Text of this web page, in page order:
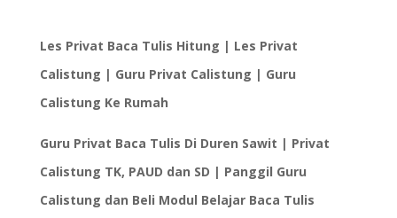
Les Privat Baca Tulis Hitung | Les Privat
Calistung | Guru Privat Calistung | Guru
Calistung Ke Rumah
Guru Privat Baca Tulis Di Duren Sawit | Privat
Calistung TK, PAUD dan SD | Panggil Guru
Calistung dan Beli Modul Belajar Baca Tulis